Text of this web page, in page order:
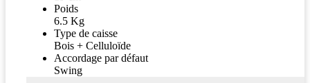
Poids
6.5 Kg
Type de caisse
Bois + Celluloïde
Accordage par défaut
Swing